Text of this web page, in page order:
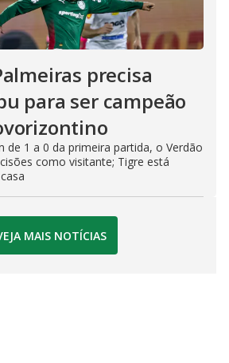
precisa
para ser campeão
de 1 a 0 da primeira partida, o Verdão
como visitante; Tigre está
MAIS NOTÍCIAS